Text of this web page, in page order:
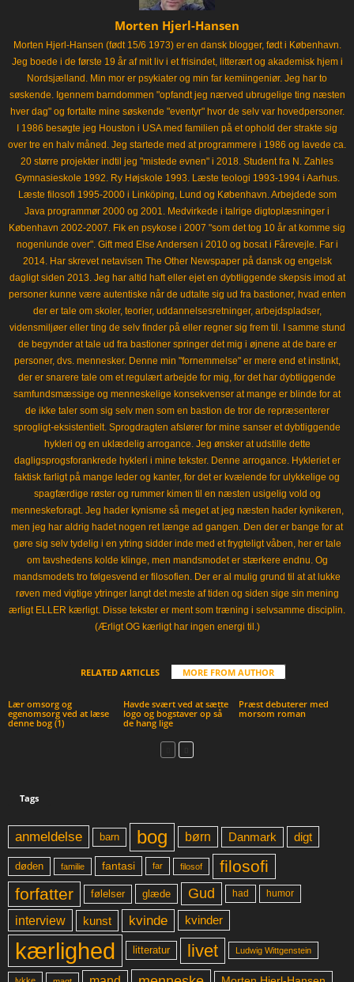
Morten Hjerl-Hansen
Morten Hjerl-Hansen (født 15/6 1973) er en dansk blogger, født i København.
Jeg boede i de første 19 år af mit liv i et frisindet, litterært og akademisk hjem i
Nordsjælland. Min mor er psykiater og min far kemiingeniør. Jeg har to
søskende. Igennem barndommen "opfandt jeg nærved ubrugelige ting næsten
hver dag" og fortalte mine søskende "eventyr" hvor de selv var hovedpersoner.
I 1986 besøgte jeg Houston i USA med familien på et ophold der strakte sig
over tre en halv måned. Jeg startede med at programmere i 1986 og lavede ca.
20 større projekter indtil jeg "mistede evnen" i 2018. Student fra N. Zahles
Gymnasieskole 1992. Ry Højskole 1993. Læste teologi 1993-1994 i Aarhus.
Læste filosofi 1995-2000 i Linköping, Lund og København. Arbejdede som
Java programmør 2000 og 2001. Medvirkede i talrige digtoplæsninger i
København 2002-2007. Fik en psykose i 2007 "som det tog 10 år at komme sig
nogenlunde over". Gift med Else Andersen i 2010 og bosat i Fårevejle. Far i
2014. Har skrevet netavisen The Other Newspaper på dansk og engelsk
dagligt siden 2013. Jeg har altid haft eller ejet en dybtliggende skepsis imod at
personer kunne være autentiske når de udtalte sig ud fra bastioner, hvad enten
der er tale om skoler, teorier, uddannelsesretninger, arbejdspladser,
vidensmiljøer eller ting de selv finder på eller regner sig frem til. I samme stund
de begynder at tale ud fra bastioner springer det mig i øjnene at de bare er
personer, dvs. mennesker. Denne min "fornemmelse" er mere end et instinkt,
der er snarere tale om et regulært arbejde for mig, for det har dybtliggende
samfundsmæssige og menneskelige konsekvenser at mange er blinde for at
de ikke taler som sig selv men som en bastion de tror de repræsenterer
sprogligt-eksistentielt. Sprogdragten afslører for mine sanser et dybtliggende
hykleri og en uklædelig arrogance. Jeg ønsker at udstille dette
dagligsprogsforankrede hykleri i mine tekster. Denne arrogance. Hykleriet er
faktisk farligt på mange leder og kanter, for det er kvælende for ulykkelige og
spagfærdige røster og rummer kimen til en næsten usigelig vold og
menneskeforagt. Jeg hader kynisme så meget at jeg næsten hader kynikeren,
men jeg har aldrig hadet nogen ret længe ad gangen. Den der er bange for at
gøre sig selv tydelig i en ytring sidder inde med et frygteligt våben, her er tale
om tavshedens kolde klinge, men mandsmodet er stærkere endnu. Og
mandsmodets tro følgesvend er filosofien. Der er al mulig grund til at at lukke
røven med vigtige ytringer langt det meste af tiden og siden sige sin mening
ærligt ELLER kærligt. Disse tekster er ment som træning i selvsamme disciplin.
(Ærligt OG kærligt har ingen energi til.)
RELATED ARTICLES MORE FROM AUTHOR
Lær omsorg og
egenomsorg ved at læse
denne bog (1)
Havde svært ved at sætte
logo og bogstaver op så
de hang lige
Præst debuterer med
morsom roman
Tags
anmeldelse barn bog børn Danmark digt
døden familie fantasi far filosof
filosofi
forfatter
følelser glæde Gud had humor
interview kunst kvinde kvinder
kærlighed litteratur livet Ludwig Wittgenstein